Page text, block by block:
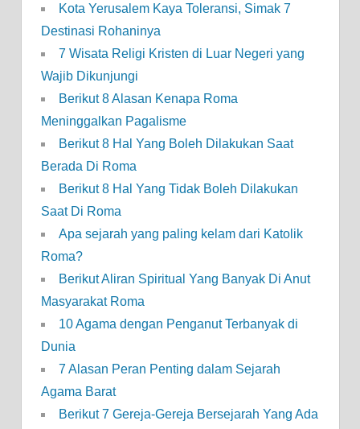
Kota Yerusalem Kaya Toleransi, Simak 7
Destinasi Rohaninya
7 Wisata Religi Kristen di Luar Negeri yang
Wajib Dikunjungi
Berikut 8 Alasan Kenapa Roma
Meninggalkan Pagalisme
Berikut 8 Hal Yang Boleh Dilakukan Saat
Berada Di Roma
Berikut 8 Hal Yang Tidak Boleh Dilakukan
Saat Di Roma
Apa sejarah yang paling kelam dari Katolik
Roma?
Berikut Aliran Spiritual Yang Banyak Di Anut
Masyarakat Roma
10 Agama dengan Penganut Terbanyak di
Dunia
7 Alasan Peran Penting dalam Sejarah
Agama Barat
Berikut 7 Gereja-Gereja Bersejarah Yang Ada